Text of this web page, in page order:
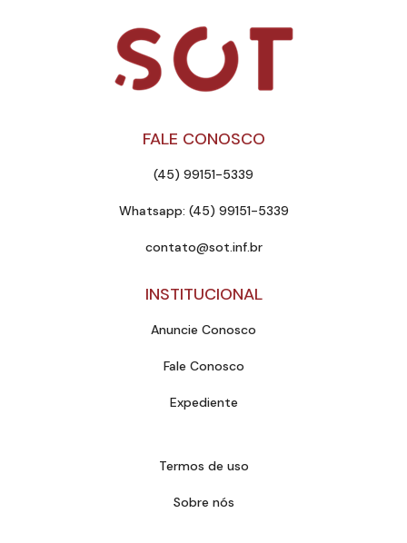
FALE CONOSCO
(45) 99151-5339
Whatsapp: (45) 99151-5339
contato@sot.inf.br
INSTITUCIONAL
Anuncie Conosco
Fale Conosco
Expediente
Termos de uso
Sobre nós